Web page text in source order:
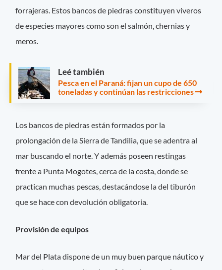
forrajeras. Estos bancos de piedras constituyen viveros
de especies mayores como son el salmón, chernias y
meros.
Leé también
Pesca en el Paraná: fijan un cupo de 650
toneladas y continúan las restricciones
Los bancos de piedras están formados por la
prolongación de la Sierra de Tandilia, que se adentra al
mar buscando el norte. Y además poseen restingas
frente a Punta Mogotes, cerca de la costa, donde se
practican muchas pescas, destacándose la del tiburón
que se hace con devolución obligatoria.
Provisión de equipos
Mar del Plata dispone de un muy buen parque náutico y